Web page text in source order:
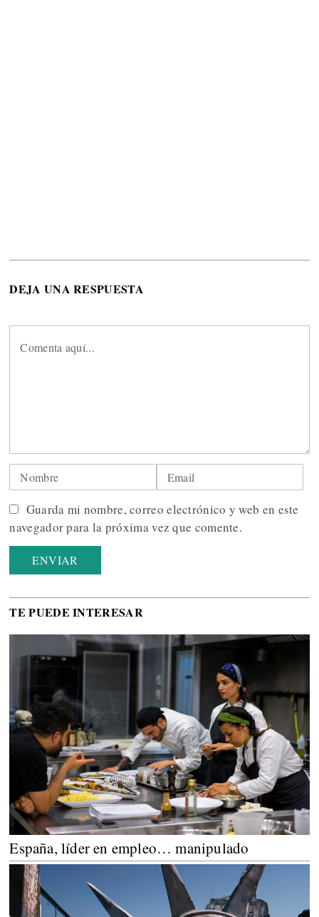
DEJA UNA RESPUESTA
Guarda mi nombre, correo electrónico y web en este
navegador para la próxima vez que comente.
TE PUEDE INTERESAR
España, líder en empleo… manipulado